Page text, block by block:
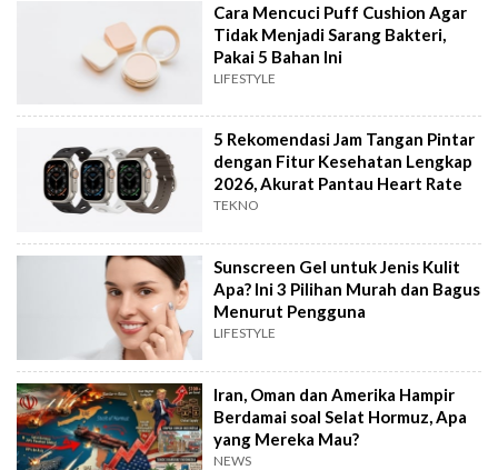
Cara Mencuci Puff Cushion Agar
Tidak Menjadi Sarang Bakteri,
Pakai 5 Bahan Ini
LIFESTYLE
5 Rekomendasi Jam Tangan Pintar
dengan Fitur Kesehatan Lengkap
2026, Akurat Pantau Heart Rate
TEKNO
Sunscreen Gel untuk Jenis Kulit
Apa? Ini 3 Pilihan Murah dan Bagus
Menurut Pengguna
LIFESTYLE
Iran, Oman dan Amerika Hampir
Berdamai soal Selat Hormuz, Apa
yang Mereka Mau?
NEWS